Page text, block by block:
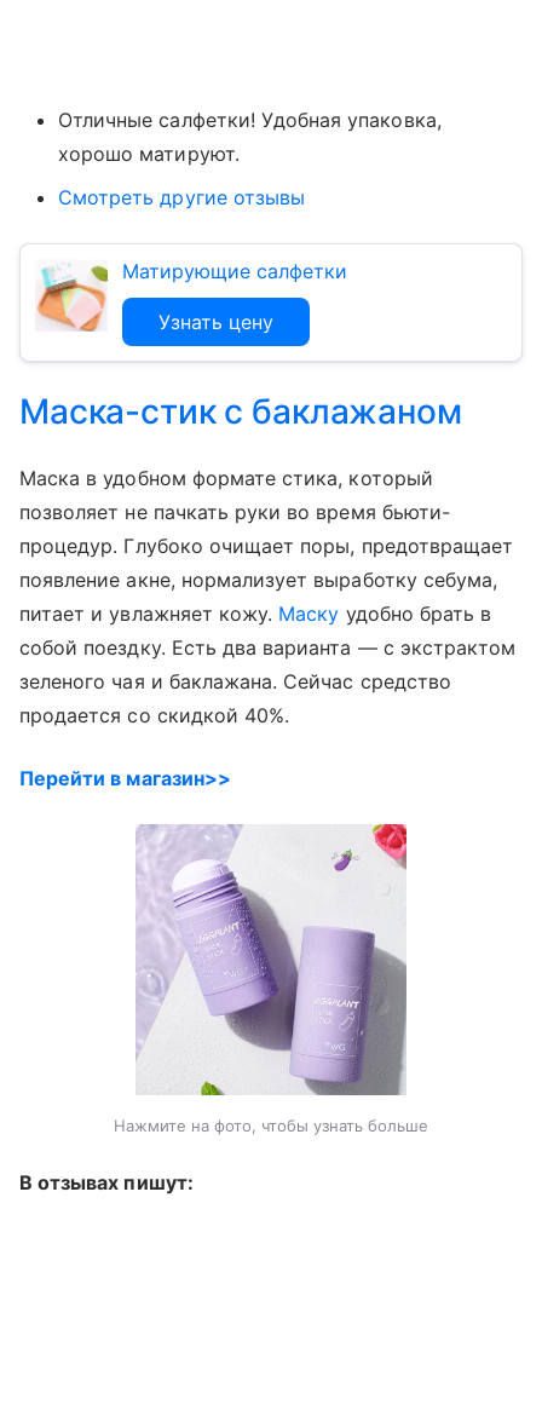
Отличные салфетки! Удобная упаковка,
хорошо матируют.
Смотреть другие отзывы
Матирующие салфетки
Узнать цену
Маска-стик с баклажаном
Маска в удобном формате стика, который
позволяет не пачкать руки во время бьюти-
процедур. Глубоко очищает поры, предотвращает
появление акне, нормализует выработку себума,
питает и увлажняет кожу. Маску удобно брать в
собой поездку. Есть два варианта — с экстрактом
зеленого чая и баклажана. Сейчас средство
продается со скидкой 40%.
Перейти в магазин>>
Нажмите на фото, чтобы узнать больше
В отзывах пишут: